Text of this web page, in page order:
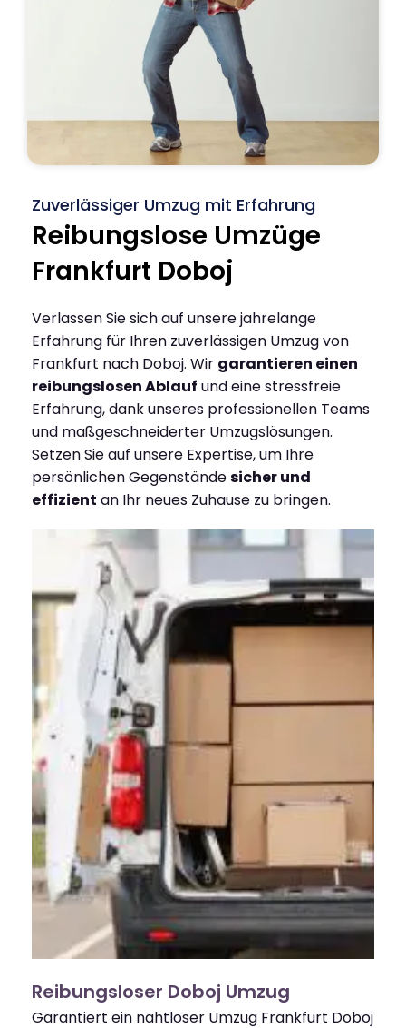
Zuverlässiger Umzug mit Erfahrung
Reibungslose Umzüge
Frankfurt Doboj
Verlassen Sie sich auf unsere jahrelange
Erfahrung für Ihren zuverlässigen Umzug von
Frankfurt nach Doboj. Wir garantieren einen
reibungslosen Ablauf und eine stressfreie
Erfahrung, dank unseres professionellen Teams
und maßgeschneiderter Umzugslösungen.
Setzen Sie auf unsere Expertise, um Ihre
persönlichen Gegenständesicher und
effizient an Ihr neues Zuhause zu bringen.
Reibungsloser Doboj Umzug
Garantiert ein nahtloser Umzug Frankfurt Doboj